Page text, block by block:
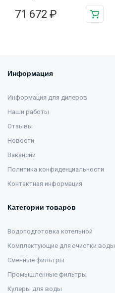
71 672 ₽
Информация
Информация для дилеров
Наши работы
Отзывы
Новости
Вакансии
Политика конфиденциальности
Контактная информация
Категории товаров
Водоподготовка котельной
Комплектующие для очистки воды
Сменные фильтры
Промышленные фильтры
Кулеры для воды